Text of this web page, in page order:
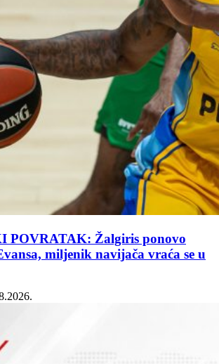
POVRATAK: Žalgiris ponovo
miljenik navijača vraća se u